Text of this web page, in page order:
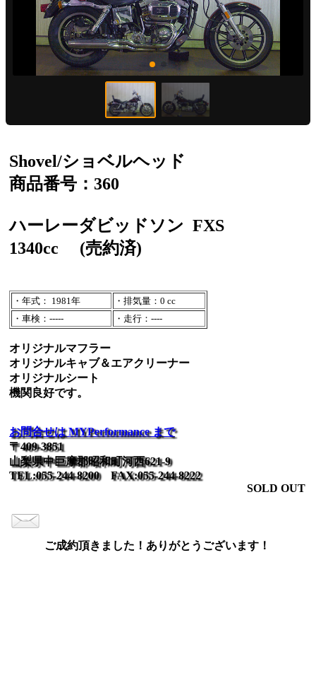
Shovel/ショベルヘッド
商品番号：360
ハーレーダビッドソン FXS
1340cc
(売約済)
・年式： 1981年
・排気量：0 cc
・車検：-----
・走行：----
オリジナルマフラー
オリジナルキャブ＆エアクリーナー
オリジナルシート
機関良好です。
お問合せは MYPerformance まで
〒409-3851
山梨県中巨摩郡昭和町河西621-9
TEL:055-244-8200 FAX:055-244-8222
SOLD OUT
ご成約頂きました！ありがとうございます！